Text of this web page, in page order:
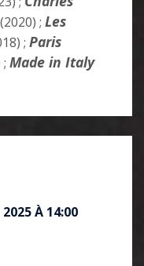
(2020) ; Les
; Paris
Made in Italy
À 14:00